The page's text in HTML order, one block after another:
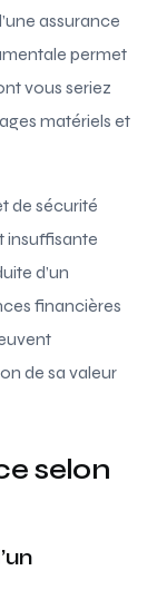
assurance
permet
vous seriez
matériels et
de sécurité
insuffisante
d’un
financières
de sa valeur
selon